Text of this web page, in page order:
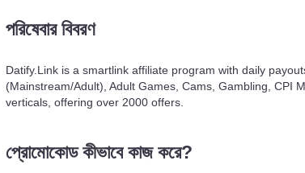
পরিষেবার বিবরণ
Datify.Link is a smartlink affiliate program with daily
(Mainstream/Adult), Adult Games, Cams, Gambling, CPI
verticals, offering over 2000 offers.
প্রোমোকোড কীভাবে কাজ করে?